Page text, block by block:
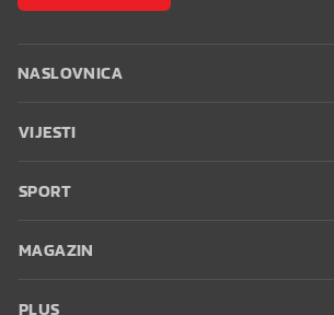
NASLOVNICA
VIJESTI
SPORT
MAGAZIN
PLUS